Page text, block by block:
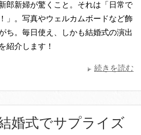
郎新婦が驚くこと。それは「日常で
」。写真やウェルカムボードなど飾
ち。毎日使え、しかも結婚式の演出
紹介します！
続きを読む
婚式でサプライズ